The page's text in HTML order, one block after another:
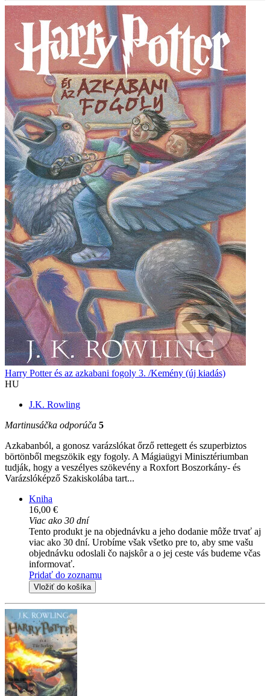
Harry Potter és az azkabani fogoly 3. /Kemény (új kiadás)
HU
J.K. Rowling
Martinusáčka odporúča 5
Azkabanból, a gonosz varázslókat őrző rettegett és szuperbiztos
börtönből megszökik egy fogoly. A Mágiaügyi Minisztériumban
tudják, hogy a veszélyes szökevény a Roxfort Boszorkány- és
Varázslóképző Szakiskolába tart...
Kniha
16,00 €
Viac ako 30 dní
Tento produkt je na objednávku a jeho dodanie môže trvať aj
viac ako 30 dní. Urobíme však všetko pre to, aby sme vašu
objednávku odoslali čo najskôr a o jej ceste vás budeme včas
informovať.
Pridať do zoznamu
Vložiť do košíka